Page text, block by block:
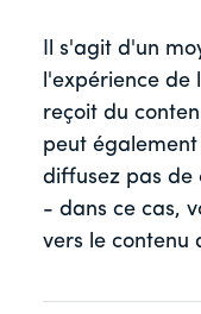
Il s'agit d'un
l'expérience de
reçoit du
peut également
diffusez pas
- dans ce cas,
vers le contenu